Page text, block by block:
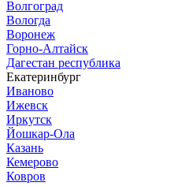
Волгоград
Вологда
Воронеж
Горно-Алтайск
Дагестан республика
Екатеринбург
Иваново
Ижевск
Иркутск
Йошкар-Ола
Казань
Кемерово
Ковров